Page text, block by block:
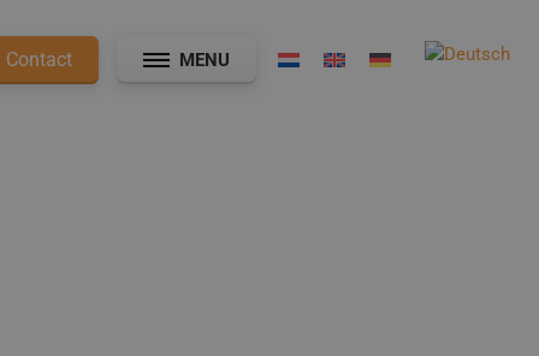
Contact MENU